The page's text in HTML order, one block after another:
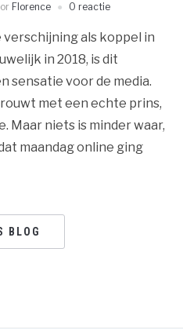
Florence 0 reactie
als koppel in
in 2018, is dit
sensatie voor de media.
met een echte prins,
Maar niets is minder waar,
maandag online ging
BLOG